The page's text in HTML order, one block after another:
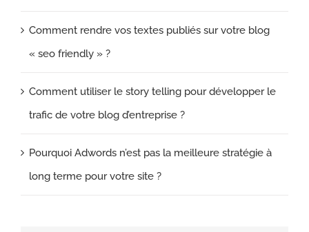
Comment rendre vos textes publiés sur votre blog
« seo friendly » ?
Comment utiliser le story telling pour développer le
trafic de votre blog d’entreprise ?
Pourquoi Adwords n’est pas la meilleure stratégie à
long terme pour votre site ?